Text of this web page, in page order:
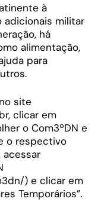
à
adicionais militar
há
alimentação,
para
site
clicar em
o Com3ºDN e
o respectivo
acessar
) e clicar em
Temporários”.